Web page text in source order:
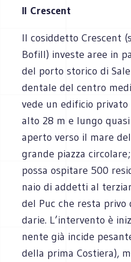
Il Cre­scent
Il cosid­detto Cre­scent
Bofill) inve­ste aree in
del porto sto­rico di
den­tale del cen­tro
vede un edi­fi­cio
alto 28 m e lungo
aperto verso il mare
grande piazza
possa ospi­tare 500
naio di addetti al
del Puc che resta
da­rie. L’intervento è
nente già incide
della prima Costiera),